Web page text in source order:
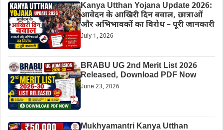
Kanya Utthan Yojana Update 2026:
आवेदन के आखिरी दिन बवाल, छात्राओं
और अभिभावकों का विरोध – पूरी जानकारी
July 1, 2026
BRABU UG 2nd Merit List 2026
Released, Download PDF Now
June 23, 2026
Mukhyamantri Kanya Utthan